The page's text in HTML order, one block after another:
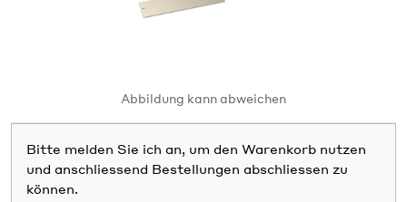
Abbildung kann abweichen
Bitte melden Sie ich an, um den Warenkorb nutzen
und anschliessend Bestellungen abschliessen zu
können.